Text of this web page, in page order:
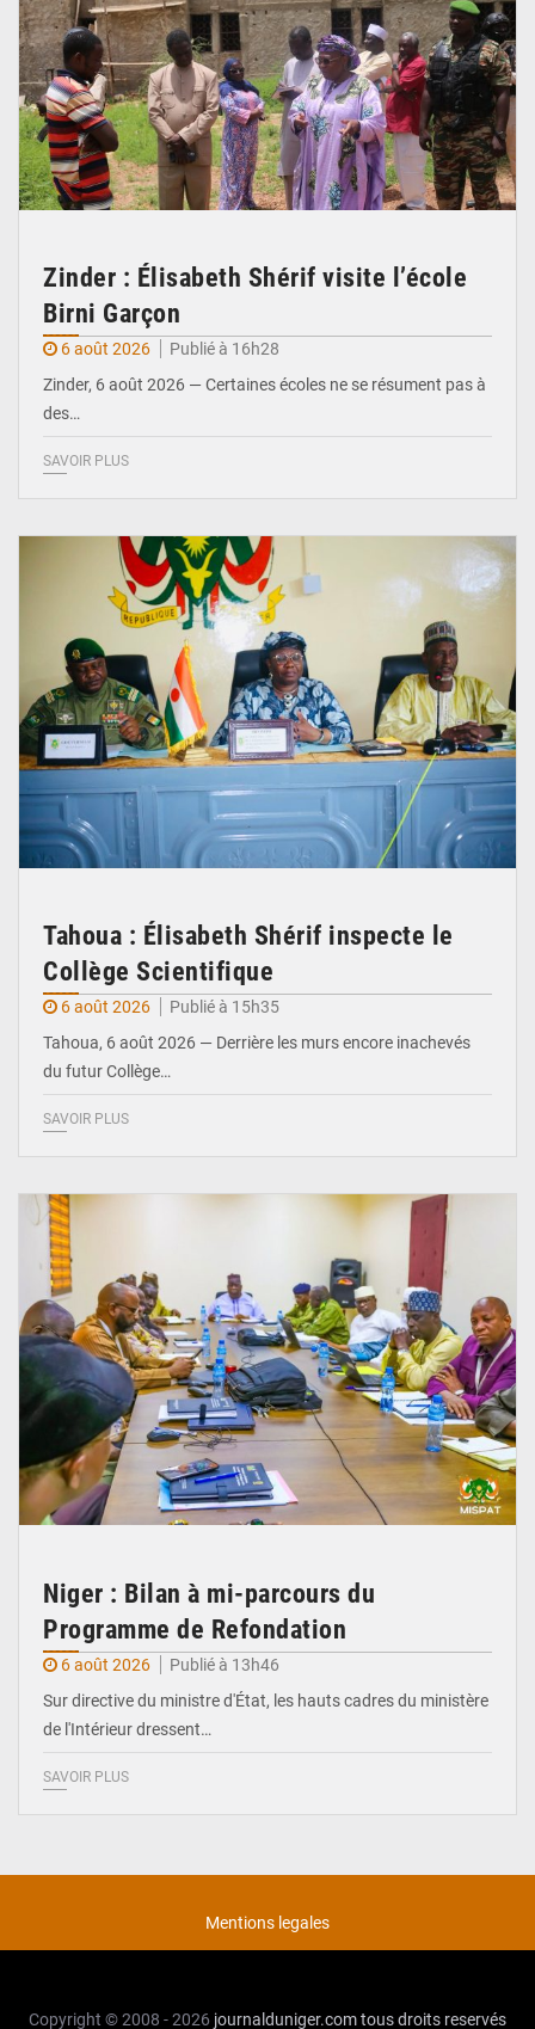
Zinder : Élisabeth Shérif visite l’école
Birni Garçon
6 août 2026
Publié à 16h28
Zinder, 6 août 2026 — Certaines écoles ne se résument pas à
des…
SAVOIR PLUS
Tahoua : Élisabeth Shérif inspecte le
Collège Scientifique
6 août 2026
Publié à 15h35
Tahoua, 6 août 2026 — Derrière les murs encore inachevés
du futur Collège…
SAVOIR PLUS
Niger : Bilan à mi-parcours du
Programme de Refondation
6 août 2026
Publié à 13h46
Sur directive du ministre d'État, les hauts cadres du ministère
de l'Intérieur dressent…
SAVOIR PLUS
Mentions legales
Copyright © 2008 - 2026 journalduniger.comtous droits reservés